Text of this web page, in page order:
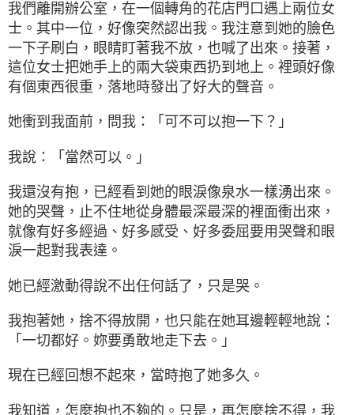
我們離開辦公室，在一個轉角的花店門口遇上兩位女
士。其中一位，好像突然認出我。我注意到她的臉色
一下子刷白，眼睛盯著我不放，也喊了出來。接著，
這位女士把她手上的兩大袋東西扔到地上。裡頭好像
有個東西很重，落地時發出了好大的聲音。
她衝到我面前，問我：「可不可以抱一下？」
我說：「當然可以。」
我還沒有抱，已經看到她的眼淚像泉水一樣湧出來。
她的哭聲，止不住地從身體最深最深的裡面衝出來，
就像有好多經過、好多感受、好多委屈要用哭聲和眼
淚一起對我表達。
她已經激動得說不出任何話了，只是哭。
我抱著她，捨不得放開，也只能在她耳邊輕輕地說：
「一切都好。妳要勇敢地走下去。」
現在已經回想不起來，當時抱了她多久。
我知道，怎麼抱也不夠的。只是，再怎麼捨不得，我